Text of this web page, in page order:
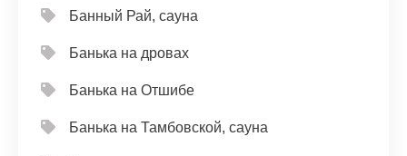
Банный Рай, сауна
Банька на дровах
Банька на Отшибе
Банька на Тамбовской, сауна